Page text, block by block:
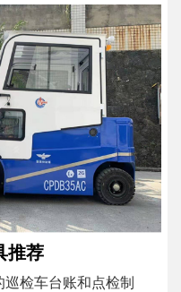
推荐
检车台账和点检制